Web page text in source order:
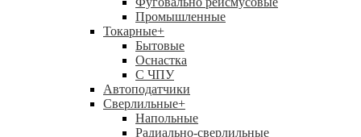
Промышленные
Токарные+
Бытовые
Оснастка
С ЧПУ
Автоподатчики
Сверлильные+
Напольные
Радиально-сверлильные